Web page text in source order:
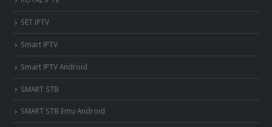
SET IPTV
Smart IPTV
Smart IPTV Android
SMART STB
SMART STB Emu Android